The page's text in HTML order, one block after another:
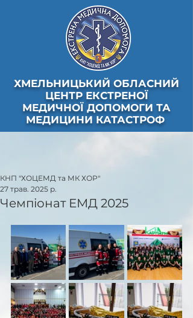
ХМЕЛЬНИЦЬКИЙ ОБЛАСНИЙ
ЦЕНТР ЕКСТРЕНОЇ
МЕДИЧНОЇ ДОПОМОГИ ТА
МЕДИЦИНИ КАТАСТРОФ
Чемпіонат ЕМД 2025
КНП "ХОЦЕМД та МК ХОР"
27 трав. 2025 р.